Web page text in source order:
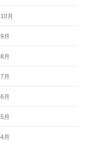
月
月
月
月
月
月
月